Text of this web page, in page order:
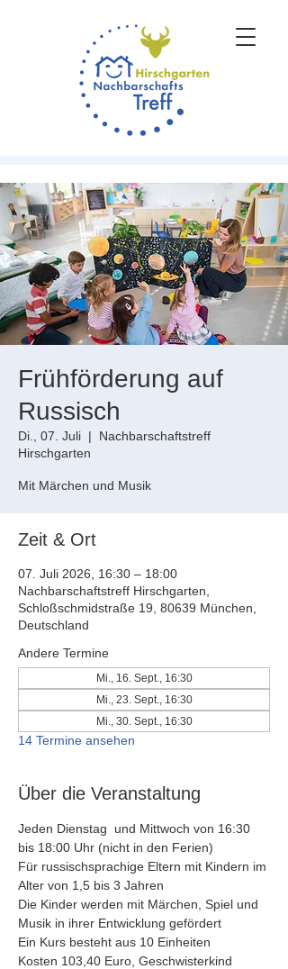
Frühförderung auf
Russisch
Di., 07. Juli
  |
Nachbarschaftstreff
Hirschgarten
Mit Märchen und Musik
Zeit & Ort
07. Juli 2026, 16:30 – 18:00
Nachbarschaftstreff Hirschgarten,
Schloßschmidstraße 19, 80639 München,
Deutschland
Andere Termine
Mi., 16. Sept., 16:30
Mi., 23. Sept., 16:30
Mi., 30. Sept., 16:30
14 Termine ansehen
Über die Veranstaltung
Jeden Dienstag  und Mittwoch von 16:30
bis 18:00 Uhr (nicht in den Ferien)
Für russischsprachige Eltern mit Kindern im
Alter von 1,5 bis 3 Jahren
Die Kinder werden mit Märchen, Spiel und
Musik in ihrer Entwicklung gefördert
Ein Kurs besteht aus 10 Einheiten
Kosten 103,40 Euro, Geschwisterkind